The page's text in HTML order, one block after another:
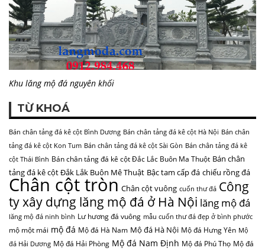
Khu lăng mộ đá nguyên khối
TỪ KHOÁ
Bán chân tảng đá kê cột Bình Dương Bán chân tảng đá kê cột Hà Nội Bán chân
tảng đá kê cột Kon Tum Bán chân tảng đá kê cột Sài Gòn Bán chân tảng đá kê
cột Thái Bình Bán chân tảng đá kê cột Đắc Lắc Buôn Ma Thuột Bán chân
tảng đá kê cột Đắk Lắk Buôn Mê Thuật Bậc tam cấp đá chiếu rồng đá
Chân cột tròn Chân cột vuông cuốn thư đá Công
ty xây dựng lăng mộ đá ở Hà Nội lăng mộ đá
lăng mộ đá ninh bình Lư hương đá vuông mẫu cuốn thư đá đẹp ở bình phước
mộ một mái mộ đá Mộ đá Hà Nam Mộ đá Hà Nội Mộ đá Hưng Yên Mộ
đá Hải Dương Mộ đá Hải Phòng Mộ đá Nam Định Mộ đá Phú Thọ Mộ đá